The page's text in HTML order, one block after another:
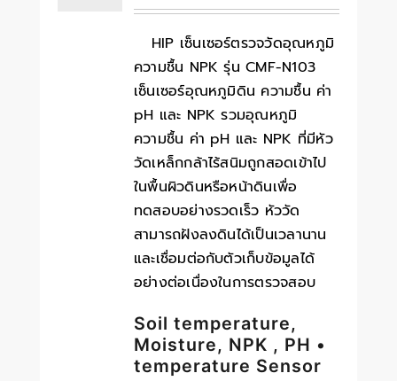
HIP เซ็นเซอร์ตรวจวัดอุณหภูมิ
ความชื้น NPK รุ่น CMF-N103
เซ็นเซอร์อุณหภูมิดิน ความชื้น ค่า
pH และ NPK รวมอุณหภูมิ
ความชื้น ค่า pH และ NPK ที่มีหัว
วัดเหล็กกล้าไร้สนิมถูกสอดเข้าไป
ในพื้นผิวดินหรือหน้าดินเพื่อ
ทดสอบอย่างรวดเร็ว หัววัด
สามารถฝังลงดินได้เป็นเวลานาน
และเชื่อมต่อกับตัวเก็บข้อมูลได้
อย่างต่อเนื่องในการตรวจสอบ
Soil temperature,
Moisture, NPK , PH •
temperature Sensor